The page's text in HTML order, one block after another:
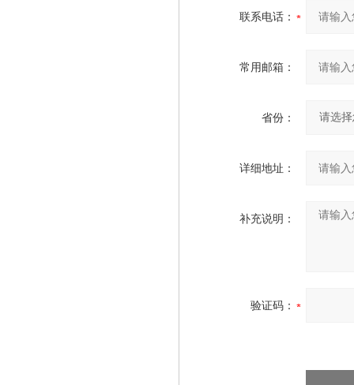
联系电话：
常用邮箱：
省份：
详细地址：
补充说明：
验证码：